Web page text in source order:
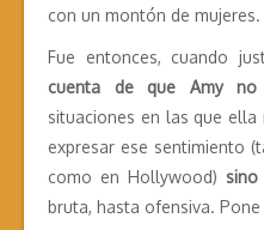
con un montón de mujeres.
Fue entonces, cuando
cuenta de que Amy
situaciones en las que
expresar ese sentimiento
como en Hollywood)
bruta, hasta ofensiva.